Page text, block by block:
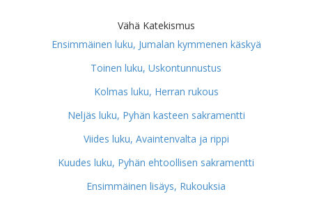
Vähä Katekismus
Ensimmäinen luku, Jumalan kymmenen käskyä
Toinen luku, Uskontunnustus
Kolmas luku, Herran rukous
Neljäs luku, Pyhän kasteen sakramentti
Viides luku, Avaintenvalta ja rippi
Kuudes luku, Pyhän ehtoollisen sakramentti
Ensimmäinen lisäys, Rukouksia